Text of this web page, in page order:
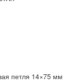
петля 14×75 мм